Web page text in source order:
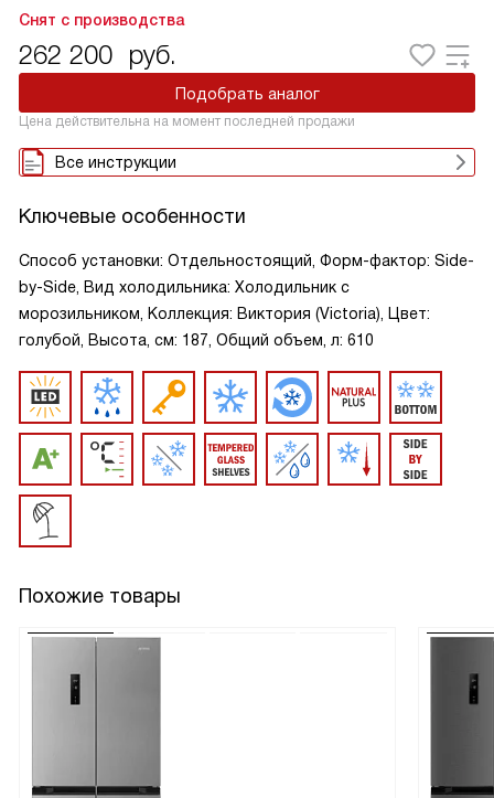
Снят с производства
262 200 руб.
Подобрать аналог
Цена действительна на момент последней продажи
Все инструкции
Ключевые особенности
Способ установки: Отдельностоящий, Форм-фактор: Side-
by-Side, Вид холодильника: Холодильник с
морозильником, Коллекция: Виктория (Victoria), Цвет:
голубой, Высота, см: 187, Общий объем, л: 610
Похожие товары